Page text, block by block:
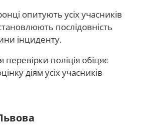
опитують усіх учасників
послідовність
інциденту.
поліція обіцяє
діям усіх учасників